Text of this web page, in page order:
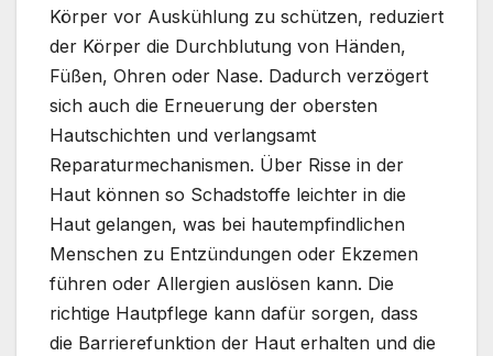
Körper vor Auskühlung zu schützen, reduziert
der Körper die Durchblutung von Händen,
Füßen, Ohren oder Nase. Dadurch verzögert
sich auch die Erneuerung der obersten
Hautschichten und verlangsamt
Reparaturmechanismen. Über Risse in der
Haut können so Schadstoffe leichter in die
Haut gelangen, was bei hautempfindlichen
Menschen zu Entzündungen oder Ekzemen
führen oder Allergien auslösen kann. Die
richtige Hautpflege kann dafür sorgen, dass
die Barrierefunktion der Haut erhalten und die